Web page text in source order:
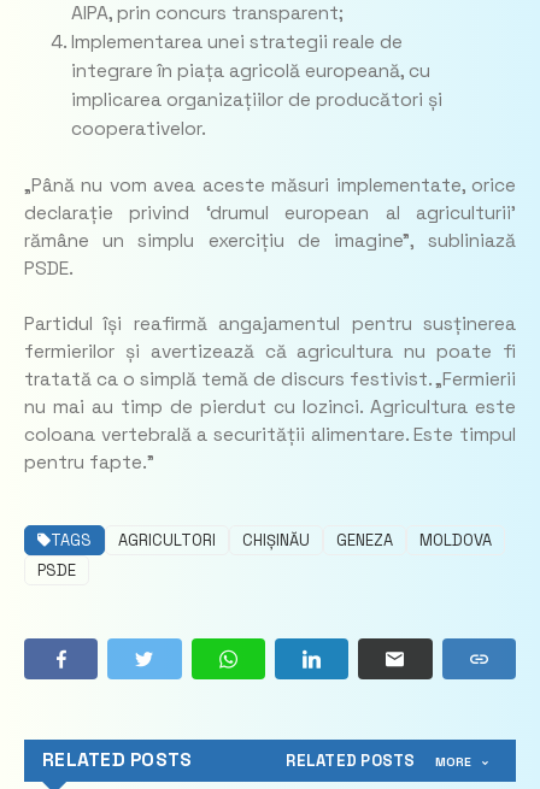
AIPA, prin concurs transparent;
Implementarea unei strategii reale de
integrare în piața agricolă europeană, cu
implicarea organizațiilor de producători și
cooperativelor.
„Până nu vom avea aceste măsuri implementate, orice
declarație privind ‘drumul european al agriculturii’
rămâne un simplu exercițiu de imagine”, subliniază
PSDE.
Partidul își reafirmă angajamentul pentru susținerea
fermierilor și avertizează că agricultura nu poate fi
tratată ca o simplă temă de discurs festivist. „Fermierii
nu mai au timp de pierdut cu lozinci. Agricultura este
coloana vertebrală a securității alimentare. Este timpul
pentru fapte.”
TAGS AGRICULTORI CHIȘINĂU GENEZA
MOLDOVA
PSDE
RELATED POSTS RELATED POSTS MORE